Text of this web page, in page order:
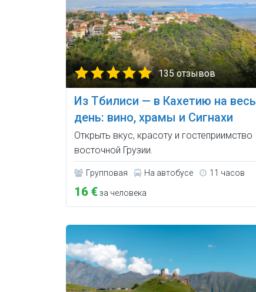
135 отзывов
Из Тбилиси — в Кахетию на весь
день: вино, храмы и Сигнахи
Открыть вкус, красоту и гостеприимство
восточной Грузии.
Групповая На автобусе 11 часов
16 €за человека